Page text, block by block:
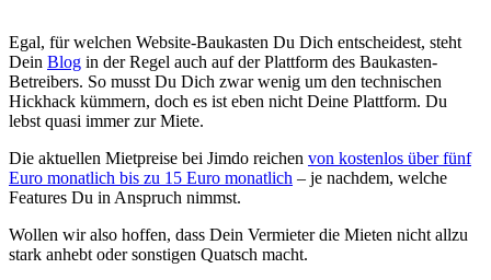
Egal, für welchen Website-Baukasten Du Dich entscheidest, steht
Dein Blog in der Regel auch auf der Plattform des Baukasten-
Betreibers. So musst Du Dich zwar wenig um den technischen
Hickhack kümmern, doch es ist eben nicht Deine Plattform. Du
lebst quasi immer zur Miete.
Die aktuellen Mietpreise bei Jimdo reichen von kostenlos über fünf
Euro monatlich bis zu 15 Euro monatlich – je nachdem, welche
Features Du in Anspruch nimmst.
Wollen wir also hoffen, dass Dein Vermieter die Mieten nicht allzu
stark anhebt oder sonstigen Quatsch macht.